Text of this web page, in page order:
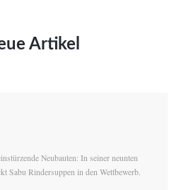
Artikel
Neubauten: In seiner neunten
Sabu Rindersuppen in den Wettbewerb.